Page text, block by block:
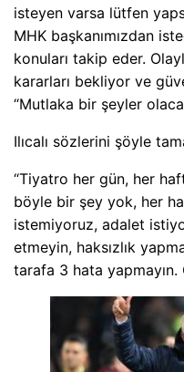
isteyen varsa lütfen
MHK başkanımızdan
konuları takip eder.
kararları bekliyor ve
“Mutlaka bir şeyler
Ilıcalı sözlerini şöyle
“Tiyatro her gün, her
böyle bir şey yok, her
istemiyoruz, adalet
etmeyin, haksızlık
tarafa 3 hata